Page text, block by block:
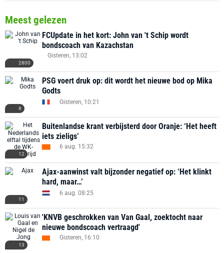
Meest gelezen
2800
FCUpdate in het kort: John van 't Schip wordt
bondscoach van Kazachstan
Gisteren, 13:02
8
PSG voert druk op: dit wordt het nieuwe bod op Mika
Godts
Gisteren, 10:21
12
Buitenlandse krant verbijsterd door Oranje: ‘Het heeft
iets zieligs’
6 aug. 15:32
11
Ajax-aanwinst valt bijzonder negatief op: ‘Het klinkt
hard, maar…’
6 aug. 08:25
13
'KNVB geschrokken van Van Gaal, zoektocht naar
nieuwe bondscoach vertraagd'
Gisteren, 16:10